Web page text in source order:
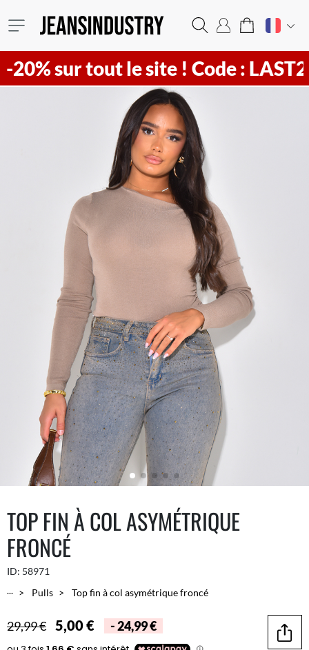
tout le site !Code : LAST20 !
TOP FIN À COL ASYMÉTRIQUE
FRONCÉ
ID: 58971
...
Pulls Top fin à col asymétrique froncé
29,99 € 5,00 € - 24,99 €